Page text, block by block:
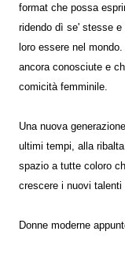
format che possa
ridendo dì se' stesse e
loro essere nel
ancora conosciute e
comicità femminile.
Una nuova
ultimi tempi, alla
spazio a tutte coloro
crescere i nuovi talenti
Donne moderne